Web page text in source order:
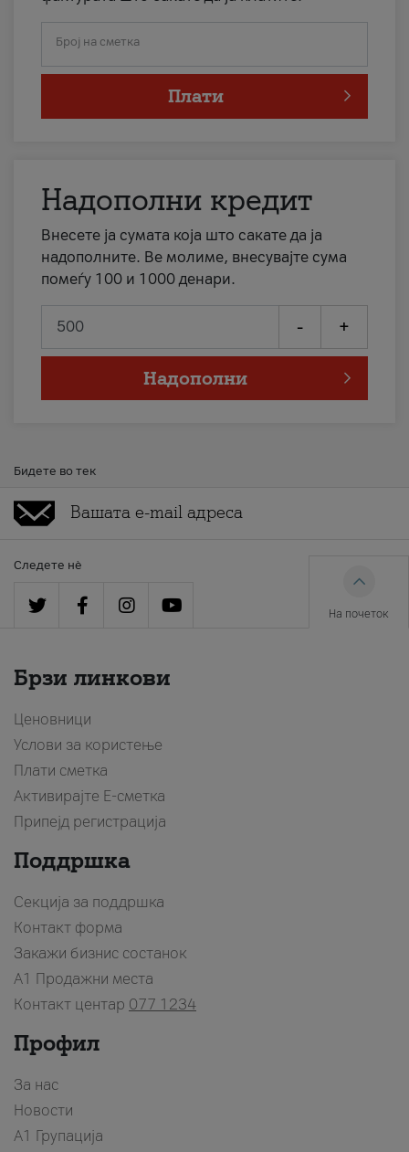
Број на сметка
Плати
Надополни кредит
Внесете ја сумата која што сакате да ја
надополните. Ве молиме, внесувајте сума
помеѓу 100 и 1000 денари.
- +
Надополни
Бидете во тек
Следете нè
На почеток
Брзи линкови
Ценовници
Услови за користење
Плати сметка
Активирајте Е-сметка
Припејд регистрација
Поддршка
Секција за поддршка
Контакт форма
Закажи бизнис состанок
A1 Продажни места
Контакт центар 077 1234
Профил
За нас
Новости
А1 Групација